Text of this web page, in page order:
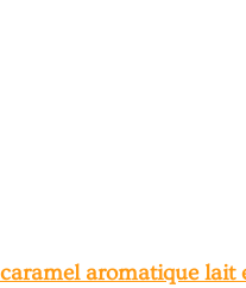
aromatique lait